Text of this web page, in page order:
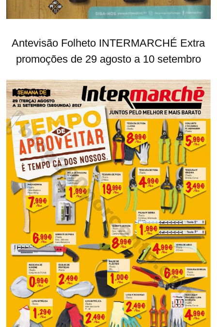
Antevisão Folheto INTERMARCHÉ Extra
promoções de 29 agosto a 10 setembro